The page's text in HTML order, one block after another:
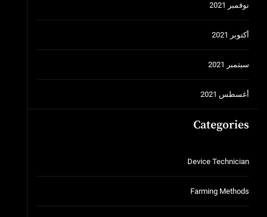
نوفمبر 2021
أكتوبر 2021
سبتمبر 2021
أغسطس 2021
Categories
Device Technician
Farming Methods